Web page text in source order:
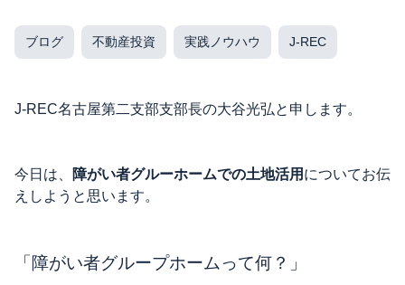
ブログ 不動産投資 実践ノウハウ J-REC
J-REC名古屋第二支部支部長の大谷光弘と申します。
今日は、 障がい者グルーホームでの土地活用 についてお伝
えしようと思います。
「障がい者グループホームって何？」